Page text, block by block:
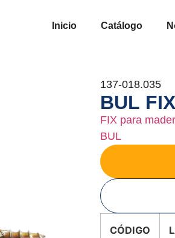
Inicio Catálogo
137-018.035
BUL
FIX para
BUL
CÓDIGO